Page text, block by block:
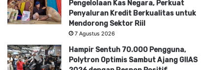
Pengelolaan Kas Negara, Perkuat
Penyaluran Kredit Berkualitas untuk
Mendorong Sektor Riil
7 Agustus 2026
Hampir Sentuh 70.000 Pengguna,
Polytron Optimis Sambut Ajang GIIAS